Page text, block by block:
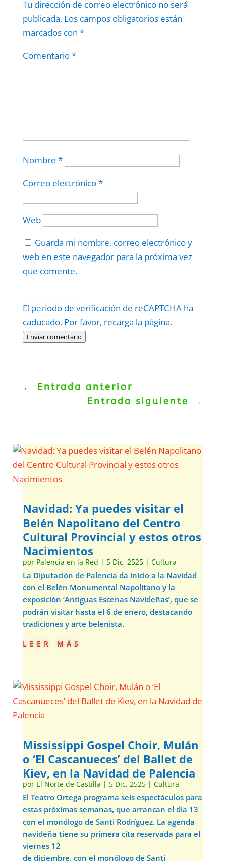
Tu dirección de correo electrónico no será
publicada. Los campos obligatorios están
marcados con *
Comentario*
Nombre *
Correo electrónico*
Web
Guarda mi nombre, correo electrónico y
web en este navegador para la próxima vez
que comente.
El periodo de verificación de reCAPTCHA ha
caducado. Por favor, recarga la página.
Enviar comentario
Politica–Términos.
← Entrada anterior
Entrada siguiente
→
Navidad: Ya puedes visitar el
Belén Napolitano del Centro
Cultural Provincial y estos otros
Nacimientos
por Palencia en la Red | 5 Dic, 2525| Cultura
La Diputación de Palencia da inicio a la Navidad
con el Belén Monumental Napolitano y la
exposición ‘Antiguas Escenas Navideñas’, que se
podrán visitar hasta el 6 de enero, destacando
tradiciones y arte belenista.
leer más
Mississippi Gospel Choir, Mulán
o ‘El Cascanueces’ del Ballet de
Kiev, en la Navidad de Palencia
por El Norte de Castilla | 5 Dic, 2525| Cultura
El Teatro Ortega programa seis espectáculos para
estas próximas semanas, que arrancan el día 13
con el monólogo de Santi Rodríguez. La agenda
navideña tiene su primera cita reservada para el
viernes 12
de diciembre, con el monólogo de Santi